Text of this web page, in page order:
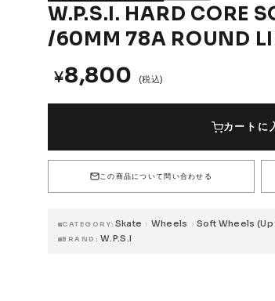
Sets & Overalls
Griptape
W.P.S.I. HARD CORE
/60MM 78A ROUND
¥8,800 (税込)
カートに
この商品について問い合わせる
CATEGORY Skate › Wheels › Soft Wheels (Up
BRAND W.P.S.I